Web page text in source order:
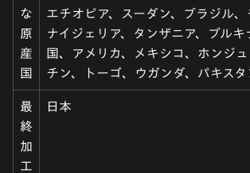
な
原
産
国
エチオピア、スーダン、ブラジル、
ナイジェリア、タンザニア、ブルキ
国、アメリカ、メキシコ、ホンジ
チン、トーゴ、ウガンダ、パキスタ
最
終
加
工
日本